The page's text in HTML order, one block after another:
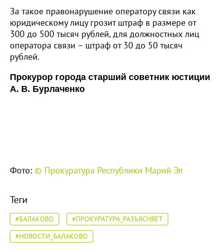
За такое правонарушение оператору связи как
юридическому лицу грозит штраф в размере от
300 до 500 тысяч рублей, для должностных лиц
оператора связи – штраф от 30 до 50 тысяч
рублей.
Прокурор города старший советник юстиции
А. В. Бурлаченко
Фото: © Прокуратура Республики Марий Эл
Теги
#БАЛАКОВО
#ПРОКУРАТУРА_РАЗЪЯСНЯЕТ
#НОВОСТИ_БАЛАКОВО